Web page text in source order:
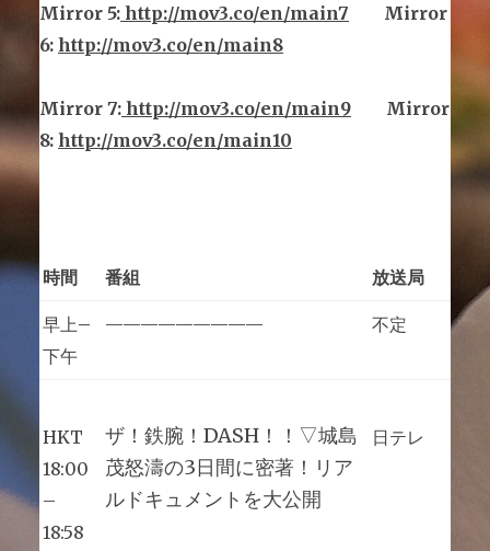
Mirror 5: http://mov3.co/en/main7
Mirror
6: http://mov3.co/en/main8
Mirror 7: http://mov3.co/en/main9 Mirror
8: http://mov3.co/en/main10
時間 番組 放送局
早上–
下午
————————— 不定
HKT
18:00
–
18:58
ザ！鉄腕！DASH！！▽城島
茂怒濤の3日間に密著！リア
ルドキュメントを大公開
日テレ